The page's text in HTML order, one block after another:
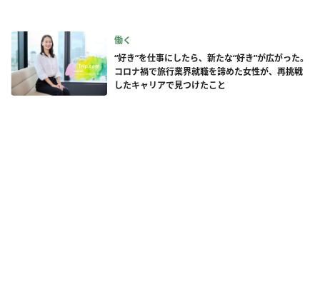
働く
“好き”を仕事にしたら、新たな“好き”が広がった。
コロナ禍で旅行業界就職を諦めた女性が、再挑戦
したキャリアで見つけたこと